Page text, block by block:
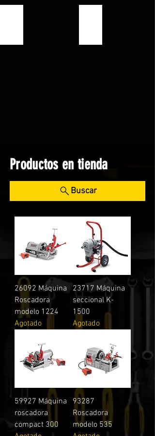
Productos en tienda
Buscar
26092 Máquina
Roscadora
modelo 1224
Agotado
23717 Máquina
seccional K-
1500
Agotado
59927 Máquina
roscadora
compact 300
93287
Roscadora
modelo 535